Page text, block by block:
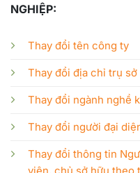
NGHIỆP:
Thay đổi tên công ty
Thay đổi địa chỉ trụ
Thay đổi ngành nghề
Thay đổi người đại
Thay đổi thông tin